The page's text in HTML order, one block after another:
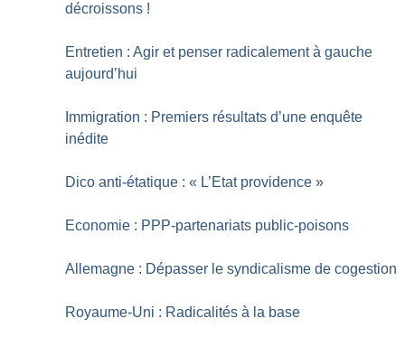
décroissons !
Entretien : Agir et penser radicalement à gauche
aujourd’hui
Immigration : Premiers résultats d’une enquête
inédite
Dico anti-étatique : « L’Etat providence »
Economie : PPP-partenariats public-poisons
Allemagne : Dépasser le syndicalisme de cogestion
Royaume-Uni : Radicalités à la base